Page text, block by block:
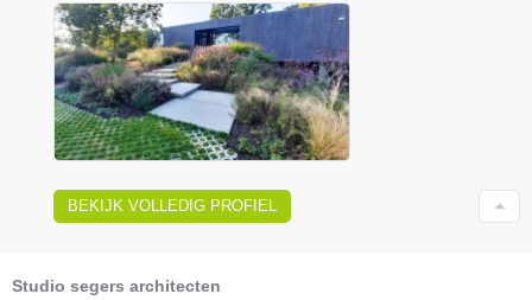
BEKIJK VOLLEDIG PROFIEL
Studio segers architecten